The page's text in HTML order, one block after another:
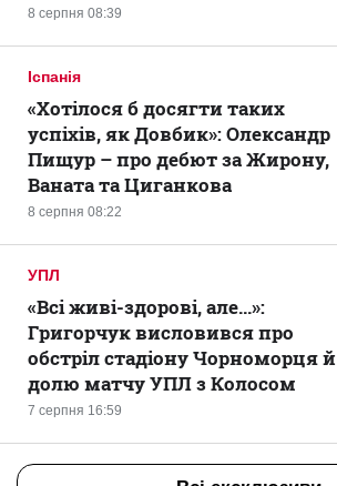
8 серпня 08:39
Іспанія
8 серпня 08:22
«Хотілося б досягти таких
успіхів, як Довбик»: Олександр
Пищур – про дебют за Жирону,
Ваната та Циганкова
УПЛ
7 серпня 16:59
«Всі живі-здорові, але...»:
Григорчук висловився про
обстріл стадіону Чорноморця й
долю матчу УПЛ з Колосом